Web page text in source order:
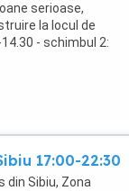
serioase,
la locul de
- schimbul 2:
17:00-22:30
Sibiu, Zona